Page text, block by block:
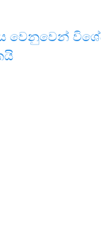
වෙනුවෙන්